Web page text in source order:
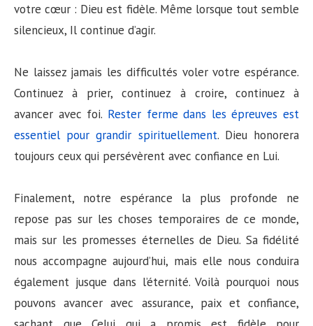
votre cœur : Dieu est fidèle. Même lorsque tout semble
silencieux, Il continue d’agir.
Ne laissez jamais les difficultés voler votre espérance.
Continuez à prier, continuez à croire, continuez à
avancer avec foi. Rester ferme dans les épreuves est
essentiel pour grandir spirituellement. Dieu honorera
toujours ceux qui persévèrent avec confiance en Lui.
Finalement, notre espérance la plus profonde ne
repose pas sur les choses temporaires de ce monde,
mais sur les promesses éternelles de Dieu. Sa fidélité
nous accompagne aujourd’hui, mais elle nous conduira
également jusque dans l’éternité. Voilà pourquoi nous
pouvons avancer avec assurance, paix et confiance,